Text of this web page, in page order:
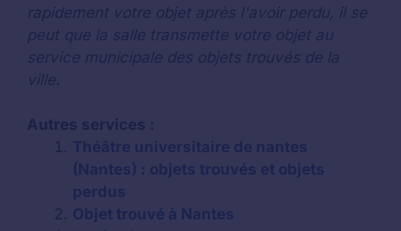
rapidement votre objet après l'avoir perdu, il se
peut que la salle transmette votre objet au
service municipale des objets trouvés de la
ville.
Autres services :
Théâtre universitaire de nantes
(Nantes) : objets trouvés et objets
perdus
Objet trouvé à Nantes